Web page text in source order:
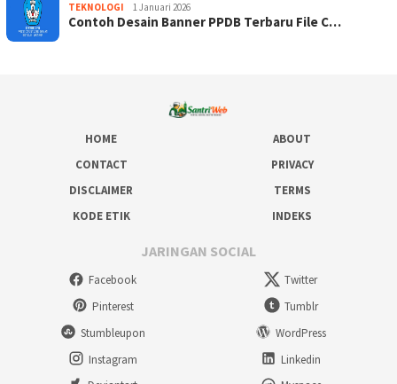
TEKNOLOGI 1 Januari 2026
Contoh Desain Banner PPDB Terbaru File C…
HOME
ABOUT
CONTACT
PRIVACY
DISCLAIMER
TERMS
KODE ETIK
INDEKS
JARINGAN SOCIAL
Facebook
Twitter
Pinterest
Tumblr
Stumbleupon
WordPress
Instagram
Linkedin